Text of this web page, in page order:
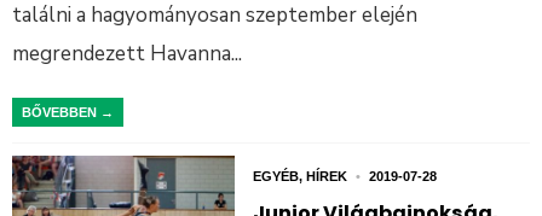
találni a hagyományosan szeptember elején
megrendezett Havanna...
BŐVEBBEN →
EGYÉB, HÍREK • 2019-07-28